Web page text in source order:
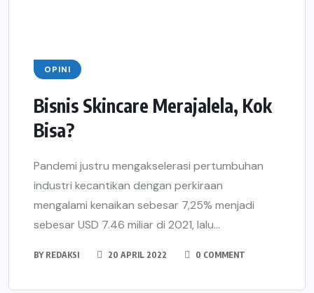
OPINI
Bisnis Skincare Merajalela, Kok
Bisa?
Pandemi justru mengakselerasi pertumbuhan
industri kecantikan dengan perkiraan
mengalami kenaikan sebesar 7,25% menjadi
sebesar USD 7.46 miliar di 2021, lalu...
BY REDAKSI 20 APRIL 2022 0 COMMENT